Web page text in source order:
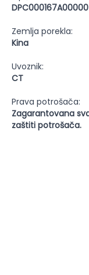
DPC000167A00000
Zemlja porekla:
Kina
Uvoznik:
CT
Prava potrošača:
Zagarantovana
zaštiti potrošača.